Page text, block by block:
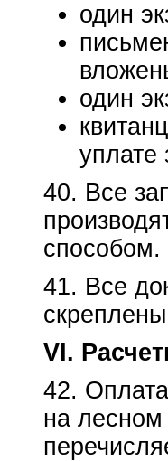
один
один
уплате
40. Все
способом.
41. Все
VI.
42.
на лесном